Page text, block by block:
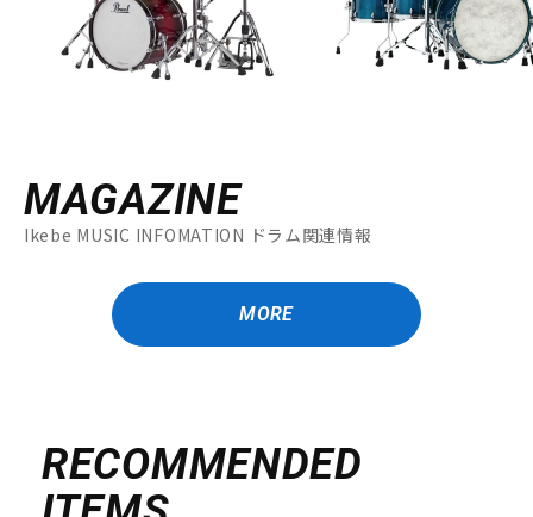
MAGAZINE
Ikebe MUSIC INFOMATION ドラム関連情報
MORE
RECOMMENDED